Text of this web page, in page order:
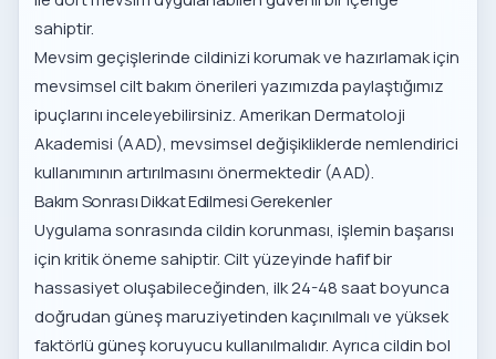
sahiptir.
Mevsim geçişlerinde cildinizi korumak ve hazırlamak için
mevsimsel cilt bakım önerileriyazımızda paylaştığımız
ipuçlarını inceleyebilirsiniz. Amerikan Dermatoloji
Akademisi (AAD), mevsimsel değişikliklerde nemlendirici
kullanımının artırılmasını önermektedir (AAD).
Bakım Sonrası Dikkat Edilmesi Gerekenler
Uygulama sonrasında cildin korunması, işlemin başarısı
için kritik öneme sahiptir. Cilt yüzeyinde hafif bir
hassasiyet oluşabileceğinden, ilk 24-48 saat boyunca
doğrudan güneş maruziyetinden kaçınılmalı ve yüksek
faktörlü güneş koruyucu kullanılmalıdır. Ayrıca cildin bol